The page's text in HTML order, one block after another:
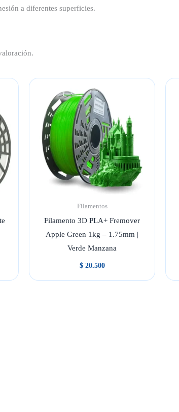
a diferentes superficies.
Filamentos
Filamento 3D PLA+ Fremover
Apple Green 1kg – 1.75mm |
Verde Manzana
$20.500